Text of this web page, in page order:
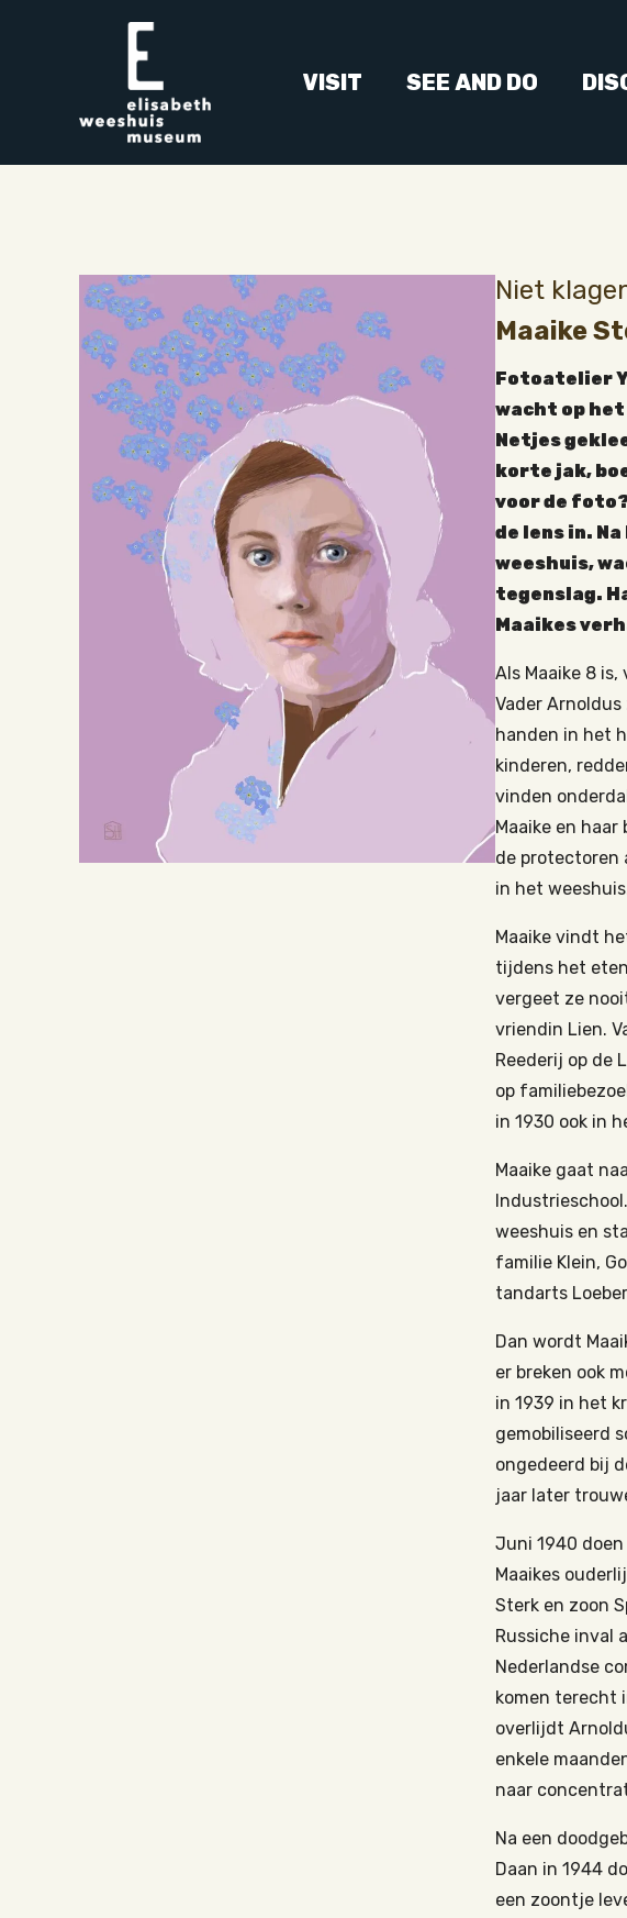
VISIT SEE AND DO
Niet
Maaike
Fotoatelier
wacht op het
Netjes
korte jak,
voor de
de lens in.
weeshuis,
tegenslag.
Maaikes
Als Maaike 8
Vader
handen in het
kinderen,
vinden
Maaike en
de protectoren
in het
Maaike vindt
tijdens het
vergeet ze
vriendin Lien.
Reederij op de
op
in 1930 ook in
Maaike gaat
weeshuis en
familie Klein,
tandarts
Dan wordt
er breken ook
in 1939 in het
gemobiliseerd
ongedeerd bij
jaar later
Juni 1940
Maaikes
Sterk en zoon
Russiche inval
Nederlandse
komen terecht
overlijdt
enkele
naar
Na een
Daan in 1944
een zoontje